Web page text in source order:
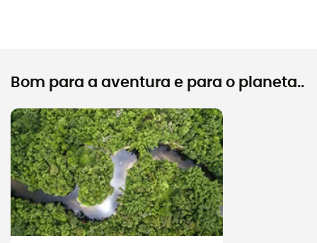
Bom para a aventura e para o planeta..